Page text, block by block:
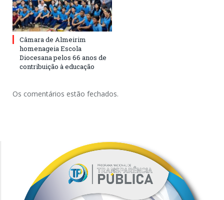
Câmara de Almeirim
homenageia Escola
Diocesana pelos 66 anos de
contribuição à educação
Os comentários estão fechados.